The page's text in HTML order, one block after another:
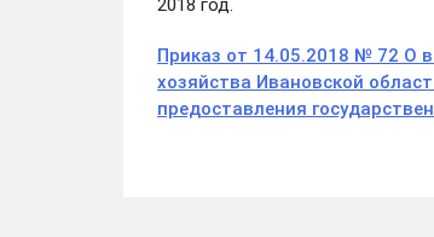
2018 год.
Приказ от 14.05.2018 № 72 О
хозяйства Ивановской
предоставления